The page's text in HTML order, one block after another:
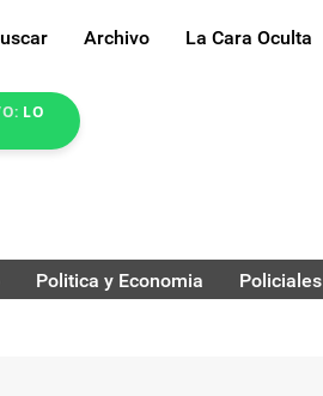
Archivo La Cara Oculta
LO
Politica y Economia